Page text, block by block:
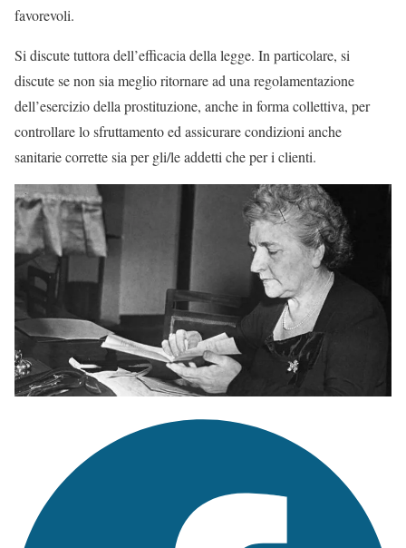
favorevoli.
Si discute tuttora dell’efficacia della legge. In particolare, si
discute se non sia meglio ritornare ad una regolamentazione
dell’esercizio della prostituzione, anche in forma collettiva, per
controllare lo sfruttamento ed assicurare condizioni anche
sanitarie corrette sia per gli/le addetti che per i clienti.